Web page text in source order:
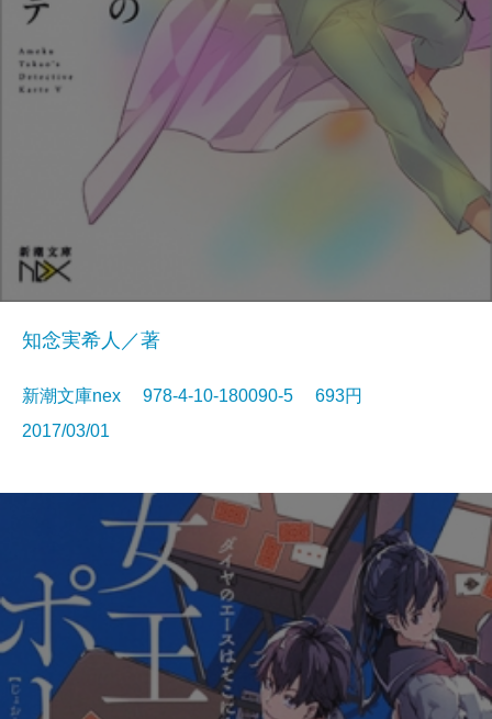
知念実希人／著
新潮文庫nex 978-4-10-180090-5 693円
2017/03/01